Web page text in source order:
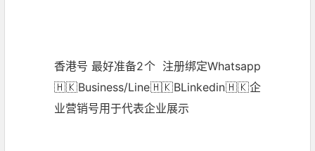
香港号 最好准备2个 注册绑定Whatsapp
🇭🇰Business/Line🇭🇰BLinkedin🇭🇰企
业营销号用于代表企业展示